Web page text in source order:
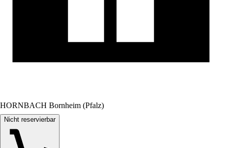
HORNBACH Bornheim (Pfalz)
Nicht reservierbar